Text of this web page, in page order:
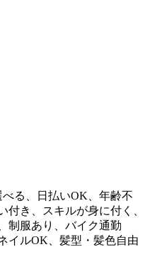
る、日払いOK、年齢不
付き、スキルが身に付く、
制服あり、バイク通勤
イルOK、髪型・髪色自由